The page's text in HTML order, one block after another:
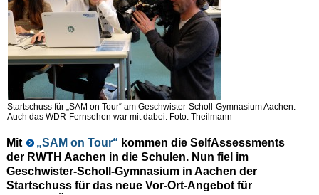
Startschuss für „SAM on Tour“ am Geschwister-Scholl-Gymnasium Aachen.
Auch das WDR-Fernsehen war mit dabei. Foto: Theilmann
Mit „SAM on Tour“ kommen die SelfAssessments
der RWTH Aachen in die Schulen. Nun fiel im
Geschwister-Scholl-Gymnasium in Aachen der
Startschuss für das neue Vor-Ort-Angebot für